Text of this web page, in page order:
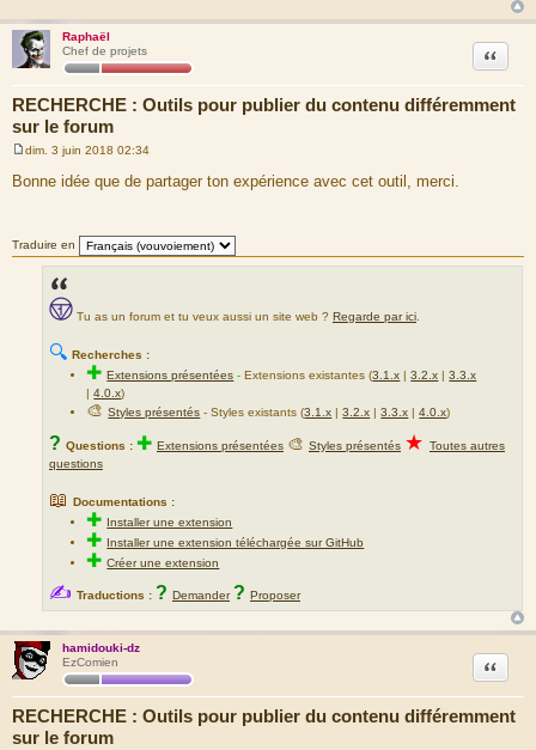
Raphaël
Chef de projets
RECHERCHE : Outils pour publier du contenu différemment
sur le forum
Citation
s
e
dim. 3 juin 2018 02:34
Bonne idée que de partager ton expérience avec cet outil, merci.
Traduire en
Tu as un forum et tu veux aussi un site web ? Regarde par ici.
🔍 Recherches :
✚Extensions présentées -Extensions existantes (3.1.x |3.2.x |3.3.x
|4.0.x)
🎨Styles présentés - Styles existants (3.1.x |3.2.x |3.3.x |4.0.x)
? Questions : ✚ Extensions présentées 🎨 Styles présentés ★ Toutes autres
questions
📖 Documentations :
✚ Installer une extension
✚ Installer une extension téléchargée sur GitHub
✚Créer une extension
✍ Traductions : ? Demander ? Proposer
hamidouki-dz
EzComien
RECHERCHE : Outils pour publier du contenu différemment
sur le forum
Citation